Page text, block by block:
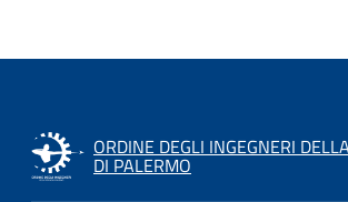
ORDINE DEGLI INGEGNERI
DI PALERMO